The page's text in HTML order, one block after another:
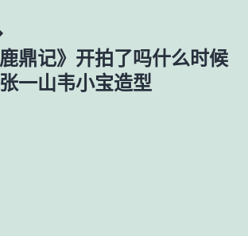
鼎记》开拍了吗什么时候
一山韦小宝造型